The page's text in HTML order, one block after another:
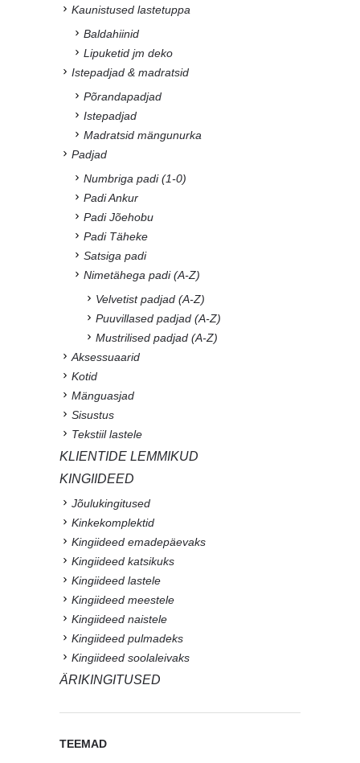
Kaunistused lastetuppa
Baldahiinid
Lipuketid jm deko
Istepadjad & madratsid
Põrandapadjad
Istepadjad
Madratsid mängunurka
Padjad
Numbriga padi (1-0)
Padi Ankur
Padi Jõehobu
Padi Täheke
Satsiga padi
Nimetähega padi (A-Z)
Velvetist padjad (A-Z)
Puuvillased padjad (A-Z)
Mustrilised padjad (A-Z)
Aksessuaarid
Kotid
Mänguasjad
Sisustus
Tekstiil lastele
KLIENTIDE LEMMIKUD
KINGIIDEED
Jõulukingitused
Kinkekomplektid
Kingiideed emadepäevaks
Kingiideed katsikuks
Kingiideed lastele
Kingiideed meestele
Kingiideed naistele
Kingiideed pulmadeks
Kingiideed soolaleivaks
ÄRIKINGITUSED
TEEMAD